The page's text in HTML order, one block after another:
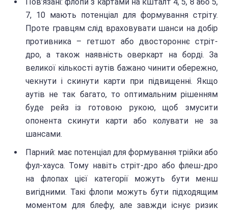
7, 10 мають потенціал для формування стріту.
Проте гравцям слід враховувати шанси на добір
противника – гетшот або двостороннє стріт-
дро, а також наявність оверкарт на борді. За
великої кількості аутів бажано чинити обережно,
чекнути і скинути карти при підвищенні. Якщо
аутів не так багато, то оптимальним рішенням
буде рейз із готовою рукою, щоб змусити
опонента скинути карти або колувати не за
шансами.
Парний: має потенціал для формування трійки або
фул-хауса. Тому навіть стріт-дро або флеш-дро
на флопах цієї категорії можуть бути менш
вигідними. Такі флопи можуть бути підходящим
моментом для блефу, але завжди існує ризик